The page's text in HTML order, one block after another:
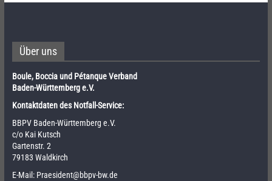
Über uns
Boule, Boccia und Pétanque Verband
Baden-Württemberg e.V.
Kontaktdaten des Notfall-Service:
BBPV Baden-Württemberg e.V.
c/o Kai Kutsch
Gartenstr. 2
79183 Waldkirch
E-Mail: Praesident@bbpv-bw.de